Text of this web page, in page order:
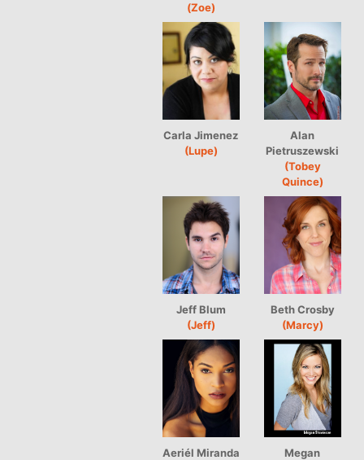
(Zoe)
Carla Jimenez
(Lupe)
Alan
Pietruszewski
(Tobey
Quince)
Jeff Blum
(Jeff)
Beth Crosby
(Marcy)
Aeriél Miranda
Megan